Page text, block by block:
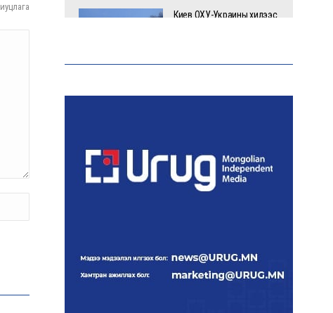
Киев ОХУ-Украины хилээс
үзүүлжээ
Meta компанийг 567 сая